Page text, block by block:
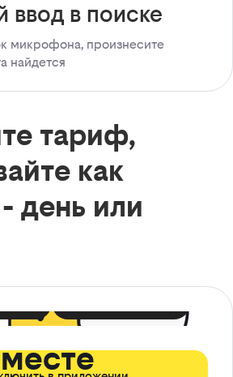
ввод в поиске
микрофона, произнесите
найдется
тариф,
как
день или